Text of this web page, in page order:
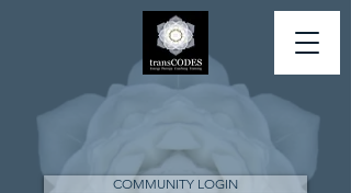
COMMUNITY LOGIN